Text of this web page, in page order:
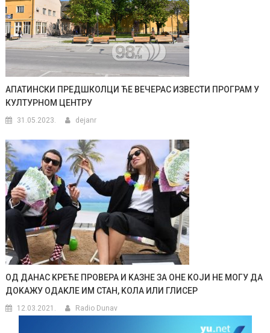
АПАТИНСКИ ПРЕДШКОЛЦИ ЋЕ ВЕЧЕРАС ИЗВЕСТИ ПРОГРАМ У
КУЛТУРНОМ ЦЕНТРУ
31.05.2023. dejanr
ОД ДАНАС KРЕЋЕ ПРОВЕРА И KАЗНЕ ЗА ОНЕ KОЈИ НЕ МОГУ ДА
ДОKАЖУ ОДАKЛЕ ИМ СТАН, KОЛА ИЛИ ГЛИСЕР
12.03.2021. Radio Dunav